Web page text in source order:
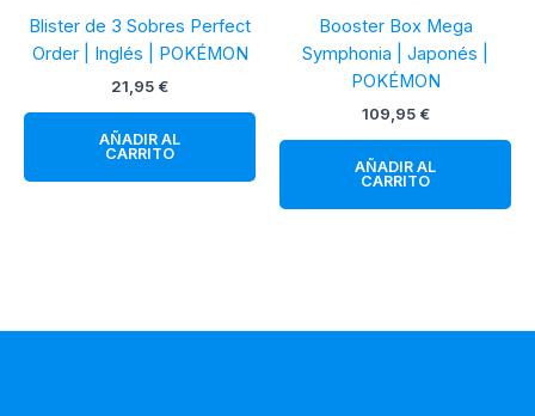
Blister de 3 Sobres Perfect
Order | Inglés | POKÉMON
21,95 €
AÑADIR AL
CARRITO
Booster Box Mega
Symphonia | Japonés |
POKÉMON
109,95 €
AÑADIR AL
CARRITO